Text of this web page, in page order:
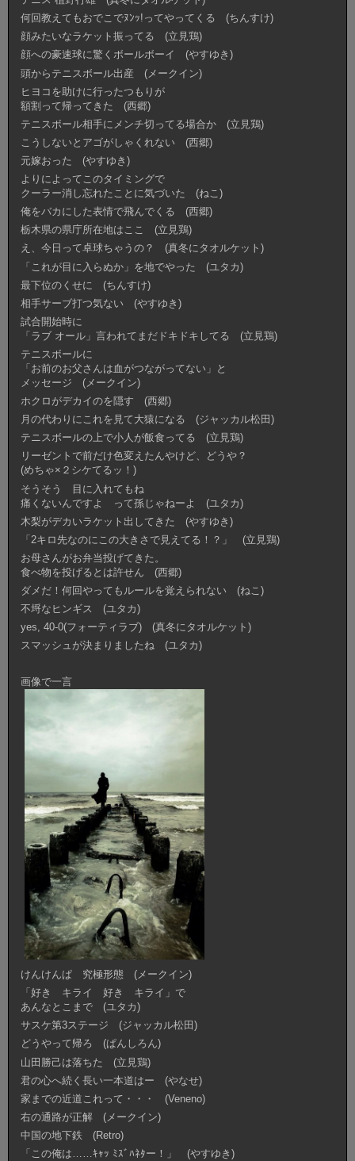
何回教えてもおでこでﾇﾝｯ!ってやってくる (ちんすけ)
顔みたいなラケット振ってる (立見鶏)
顔への豪速球に驚くボールボーイ (やすゆき)
頭からテニスボール出産 (メークイン)
ヒヨコを助けに行ったつもりが
額割って帰ってきた (西郷)
テニスボール相手にメンチ切ってる場合か (立見鶏)
こうしないとアゴがしゃくれない (西郷)
元嫁おった (やすゆき)
よりによってこのタイミングで
クーラー消し忘れたことに気づいた (ねこ)
俺をバカにした表情で飛んでくる (西郷)
栃木県の県庁所在地はここ (立見鶏)
え、今日って卓球ちゃうの？ (真冬にタオルケット)
「これが目に入らぬか」を地でやった (ユタカ)
最下位のくせに (ちんすけ)
相手サーブ打つ気ない (やすゆき)
試合開始時に
「ラブ オール」言われてまだドキドキしてる (立見鶏)
テニスボールに
「お前のお父さんは血がつながってない」と
メッセージ (メークイン)
ホクロがデカイのを隠す (西郷)
月の代わりにこれを見て大猿になる (ジャッカル松田)
テニスボールの上で小人が飯食ってる (立見鶏)
リーゼントで前だけ色変えたんやけど、どうや？
(めちゃ×２シケてるッ！)
そうそう 目に入れてもね
痛くないんですよ って孫じゃねーよ (ユタカ)
木梨がデカいラケット出してきた (やすゆき)
「2キロ先なのにこの大きさで見えてる！？」 (立見鶏)
お母さんがお弁当投げてきた。
食べ物を投げるとは許せん (西郷)
ダメだ！何回やってもルールを覚えられない (ねこ)
不埒なヒンギス (ユタカ)
yes, 40-0(フォーティラブ) (真冬にタオルケット)
スマッシュが決まりましたね (ユタカ)
画像で一言
けんけんぱ 究極形態 (メークイン)
「好き キライ 好き キライ」で
あんなとこまで (ユタカ)
サスケ第3ステージ (ジャッカル松田)
どうやって帰ろ (ぱんしろん)
山田勝己は落ちた (立見鶏)
君の心へ続く長い一本道はー (やなせ)
家までの近道これって・・・ (Veneno)
右の通路が正解 (メークイン)
中国の地下鉄 (Retro)
「この俺は……ｷｬｯ ﾐｽﾞﾊﾈﾀー！」 (やすゆき)